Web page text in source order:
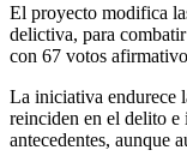
El proyecto modifica
delictiva, para
con 67 votos
La iniciativa endurece
reinciden en el delito e
antecedentes, aunque